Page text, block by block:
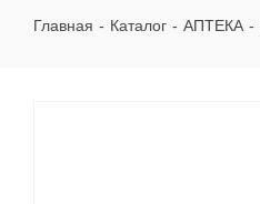
Главная - Каталог - АПТЕКА -